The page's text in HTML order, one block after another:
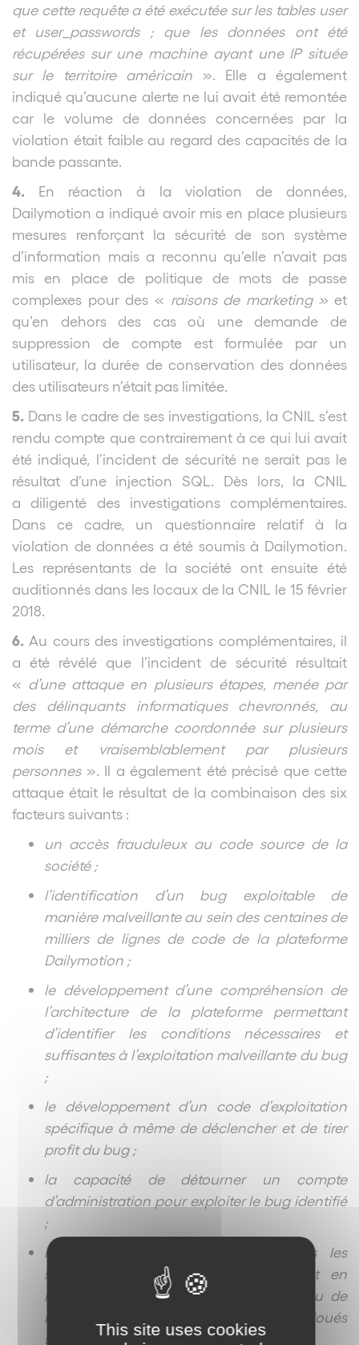
que cette requête a été exécutée sur les tables user
et user_passwords ; que les données ont été
récupérées sur une machine ayant une IP située
sur le territoire américain ».
Elle a également
indiqué qu’aucune alerte ne lui avait été remontée
car le volume de données concernées par la
violation était faible au regard des capacités de la
bande passante.
4. En réaction à la violation de données,
Dailymotion a indiqué avoir mis en place plusieurs
mesures renforçant la sécurité de son système
d’information mais a reconnu qu’elle n’avait pas
mis en place de politique de mots de passe
complexes pour des « raisons de marketing » et
qu’en dehors des cas où une demande de
suppression de compte est formulée par un
utilisateur, la durée de conservation des données
des utilisateurs n’était pas limitée.
5. Dans le cadre de ses investigations, la CNIL s’est
rendu compte que contrairement à ce qui lui avait
été indiqué, l’incident de sécurité ne serait pas le
résultat d’une injection SQL. Dès lors, la CNIL
a diligenté des investigations complémentaires.
Dans ce cadre, un questionnaire relatif à la
violation de données a été soumis à Dailymotion.
Les représentants de la société ont ensuite été
auditionnés dans les locaux de la CNIL le 15 février
2018.
6. Au cours des investigations complémentaires, il
a été révélé que l’incident de sécurité résultait
« d’une attaque en plusieurs étapes, menée par
des délinquants informatiques chevronnés, au
terme d’une démarche coordonnée sur plusieurs
mois et vraisemblablement par plusieurs
personnes ». Il a également été précisé que cette
attaque était le résultat de la combinaison des six
facteurs suivants :
un accès frauduleux au code source de la
société ;
l’identification d’un bug exploitable de
manière malveillante au sein des centaines de
milliers de lignes de code de la plateforme
Dailymotion ;
le développement d’une compréhension de
l’architecture de la plateforme permettant
d’identifier les conditions nécessaires et
suffisantes à l’exploitation malveillante du bug
;
le développement d’un code d’exploitation
spécifique à même de déclencher et de tirer
profit du bug ;
la capacité de détourner un compte
d’administration pour exploiter le bug identifié
;
la propagation de l’intrusion depuis les
serveurs web vers des données tout en
masquant son identité réelle par un jeu de
rebonds vers des serveurs loués
spécifiquement à ces fins.
This site uses cookies